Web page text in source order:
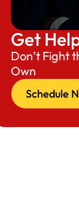
Get
Don’t Fight
Own
Schedule